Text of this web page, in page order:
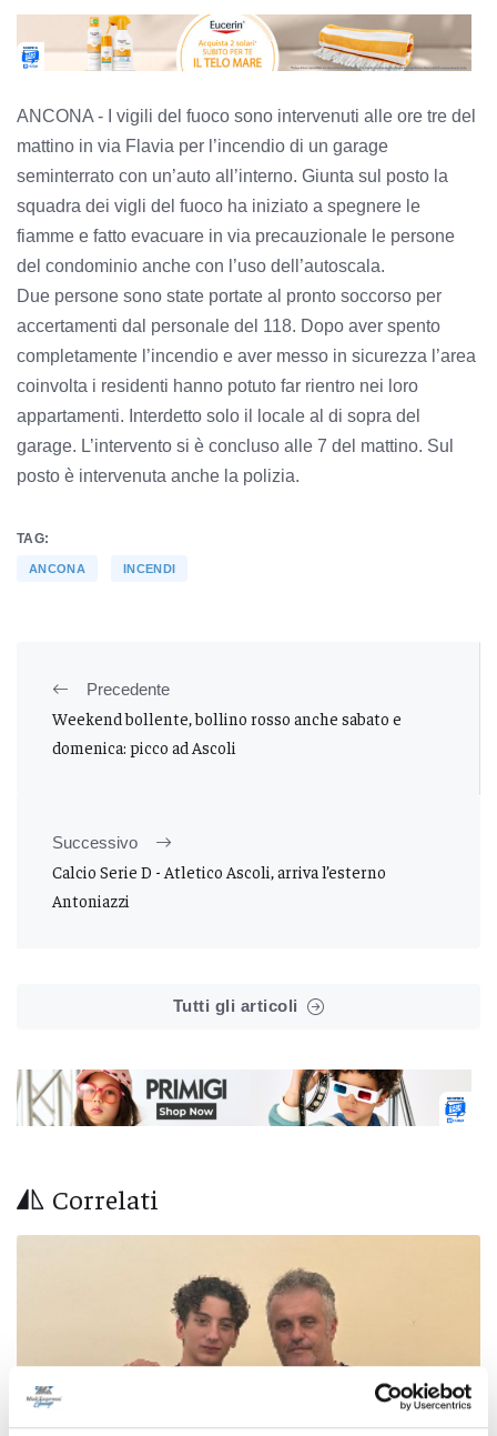
ANCONA - I vigili del fuoco sono intervenuti alle ore tre del
mattino in via Flavia per l’incendio di un garage
seminterrato con un’auto all’interno. Giunta sul posto la
squadra dei vigli del fuoco ha iniziato a spegnere le
fiamme e fatto evacuare in via precauzionale le persone
del condominio anche con l’uso dell’autoscala.
Due persone sono state portate al pronto soccorso per
accertamenti dal personale del 118. Dopo aver spento
completamente l’incendio e aver messo in sicurezza l’area
coinvolta i residenti hanno potuto far rientro nei loro
appartamenti. Interdetto solo il locale al di sopra del
garage. L’intervento si è concluso alle 7 del mattino. Sul
posto è intervenuta anche la polizia.
TAG:
ANCONA INCENDI
Precedente
Weekend bollente, bollino rosso anche sabato e
domenica: picco ad Ascoli
Successivo
Calcio Serie D - Atletico Ascoli, arriva l’esterno
Antoniazzi
Tutti gli articoli
Correlati